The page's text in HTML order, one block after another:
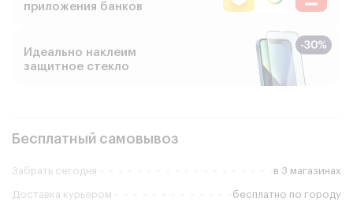
приложения банков
Идеально наклеим
защитное стекло
Бесплатный самовывоз
Забрать сегодня в 3 магазинах
Доставка курьером
бесплатно по городу